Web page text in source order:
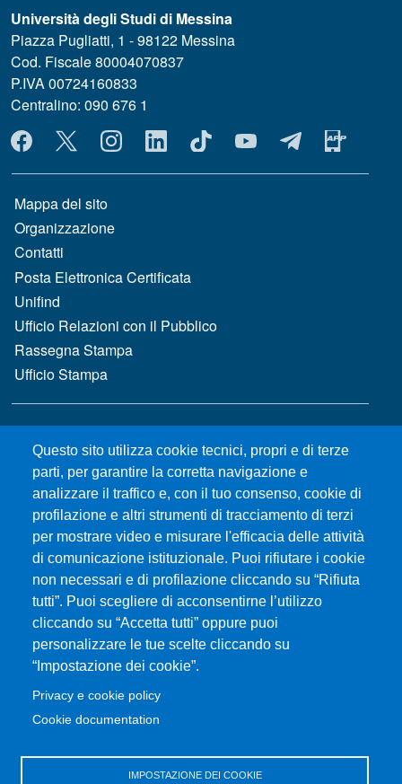
Questo sito utilizza cookie tecnici, propri e di terze
parti, per garantire la corretta navigazione e
analizzare il traffico e, con il tuo consenso, cookie di
profilazione e altri strumenti di tracciamento di terzi
per mostrare video e misurare l'efficacia delle attività
di comunicazione istituzionale. Puoi rifiutare i cookie
non necessari e di profilazione cliccando su “Rifiuta
tutti”. Puoi scegliere di acconsentirne l’utilizzo
cliccando su “Accetta tutti” oppure puoi
personalizzare le tue scelte cliccando su
“Impostazione dei cookie”.
Privacy e cookie policy
Cookie documentation
IMPOSTAZIONE DEI COOKIE
Università degli Studi di Messina
Piazza Pugliatti, 1 - 98122 Messina
Cod. Fiscale 80004070837
P.IVA 00724160833
Centralino: 090 676 1
MENÙ SOCIAL
MENÙ FOOTER 1
Mappa del sito
Organizzazione
Contatti
Posta Elettronica Certificata
Unifind
Ufficio Relazioni con il Pubblico
Rassegna Stampa
Ufficio Stampa
MENÙ FOOTER 2
Gare d'appalto
Albo online
CIAM - Servizi Informatici
Brand Identity
Elenco siti tematici
Servizi per Disabilità e DSA
Sostieni Unime
Performance - trasparenza
Amministrazione trasparente
Note Legali
Atti di notifica